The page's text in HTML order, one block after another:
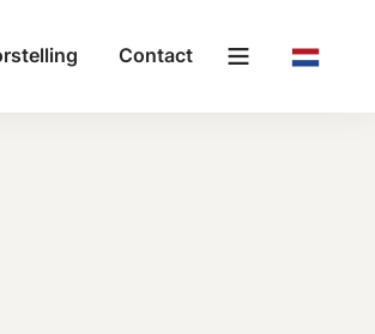
Contact